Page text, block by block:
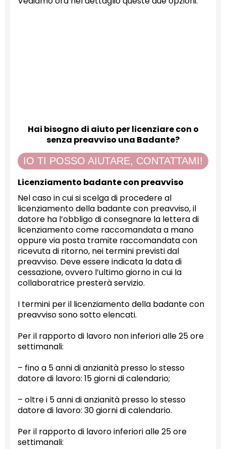
Hai bisogno di aiuto per licenziare con o
senza preavviso una Badante?
IO TI POSSO AIUTARE, CONTATTAMI!
Licenziamento badante con preavviso
Nel caso in cui si scelga di procedere al
licenziamento della badante con preavviso, il
datore ha l’obbligo di consegnare la lettera di
licenziamento come raccomandata a mano
oppure via posta tramite raccomandata con
ricevuta di ritorno, nei termini previsti dal
preavviso. Deve essere indicata la data di
cessazione, ovvero l’ultimo giorno in cui la
collaboratrice presterà servizio.
I termini per il licenziamento della badante con
preavviso sono sotto elencati.
Per il rapporto di lavoro non inferiori alle 25 ore
settimanali:
– fino a 5 anni di anzianità presso lo stesso
datore di lavoro: 15 giorni di calendario;
– oltre i 5 anni di anzianità presso lo stesso
datore di lavoro: 30 giorni di calendario.
Per il rapporto di lavoro inferiori alle 25 ore
settimanali: